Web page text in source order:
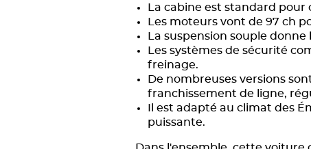
La cabine est standard
Les moteurs vont de 97 ch
La suspension souple
Les systèmes de sécurité
freinage.
De nombreuses versions
franchissement de ligne,
Il est adapté au climat des
puissante.